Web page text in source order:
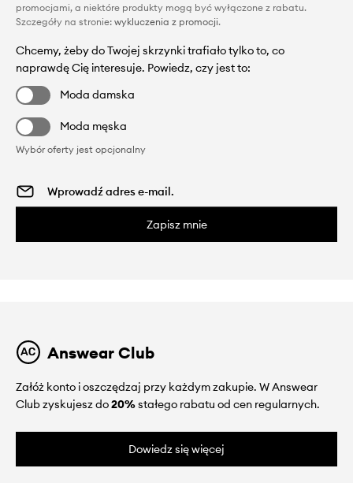
promocjami, a niektóre produkty mogą być wyłączone z rabatu.
Szczegóły na stronie: wykluczenia z promocji.
Chcemy, żeby do Twojej skrzynki trafiało tylko to, co
naprawdę Cię interesuje. Powiedz, czy jest to:
Moda damska
Moda męska
Wybór oferty jest opcjonalny
Zapisz mnie
Answear Club
Załóż konto i oszczędzaj przy każdym zakupie. W Answear
Club zyskujesz do20%stałego rabatu od cen regularnych.
Dowiedz się więcej